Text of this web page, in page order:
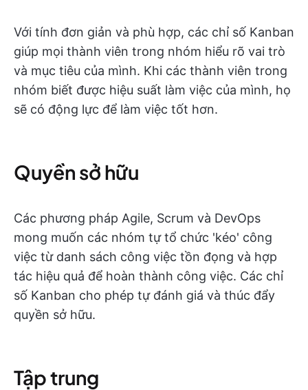
Với tính đơn giản và phù hợp, các chỉ số Kanban
giúp mọi thành viên trong nhóm hiểu rõ vai trò
và mục tiêu của mình. Khi các thành viên trong
nhóm biết được hiệu suất làm việc của mình, họ
sẽ có động lực để làm việc tốt hơn.
Quyền sở hữu
Các phương pháp Agile, Scrum và DevOps
mong muốn các nhóm tự tổ chức 'kéo' công
việc từ danh sách công việc tồn đọng và hợp
tác hiệu quả để hoàn thành công việc. Các chỉ
số Kanban cho phép tự đánh giá và thúc đẩy
quyền sở hữu.
Tập trung